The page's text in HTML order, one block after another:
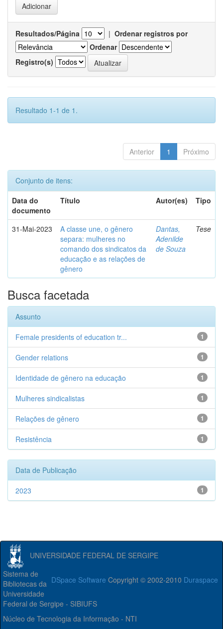
Resultados/Página | Ordenar registros por
Ordenar
Registro(s)
Resultado 1-1 de 1.
Anterior 1 Próximo
Conjunto de itens:
Data do
documento
Título Autor(es) Tipo
31-Mai-2023
A classe une, o gênero
separa: mulheres no
comando dos sindicatos da
educação e as relações de
gênero
Dantas,
Adenilde
de Souza
Tese
Busca facetada
Assunto
1
Female presidents of education tr...
1
Gender relations
1
Identidade de gênero na educação
1
Mulheres sindicalistas
1
Relações de gênero
1
Resistência
Data de Publicação
1
2023
UNIVERSIDADE FEDERAL DE SERGIPE
DSpace Software Copyright © 2002-2010 Duraspace
Sistema de
Bibliotecas da
Universidade
Federal de Sergipe - SIBIUFS
Núcleo de Tecnologia da Informação - NTI